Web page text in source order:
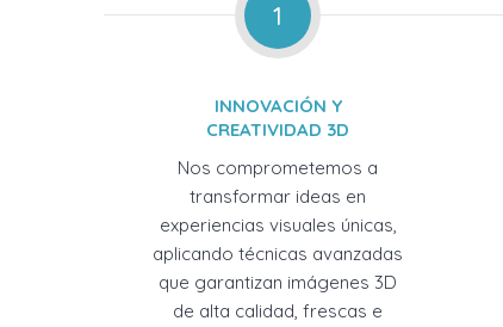
1
INNOVACIÓN Y
CREATIVIDAD 3D
Nos comprometemos a
transformar ideas en
experiencias visuales únicas,
aplicando técnicas avanzadas
que garantizan imágenes 3D
de alta calidad, frescas e